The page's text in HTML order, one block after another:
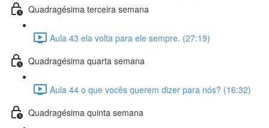
Quadragésima terceira semana
Aula 43 ela volta para ele sempre. (27:19)
Quadragésima quarta semana
Aula 44 o que vocês querem dizer para nós? (16:32)
Quadragésima quinta semana